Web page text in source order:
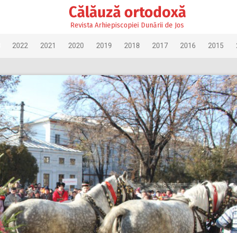
Călăuză ortodoxă
Revista Arhiepiscopiei Dunării de Jos
2022 2021 2020 2019 2018 2017 2016 2015